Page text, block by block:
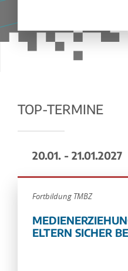
TOP-TERMINE
20.01. - 21.01.2027
Fortbildung TMBZ
ELTERN SICHER